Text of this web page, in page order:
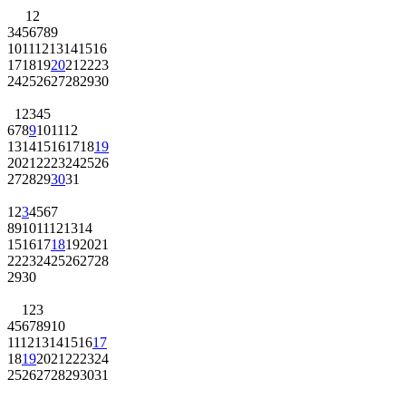
1 2
3456789
10111213141516
1718192021 2223
24252627282930
1 2345
6789101112
13141516171819
2021 2223242526
2728293031
1 234567
891011121314
15161718192021
22232425262728
2930
1 23
45678910
11121314151617
18192021 222324
25262728293031